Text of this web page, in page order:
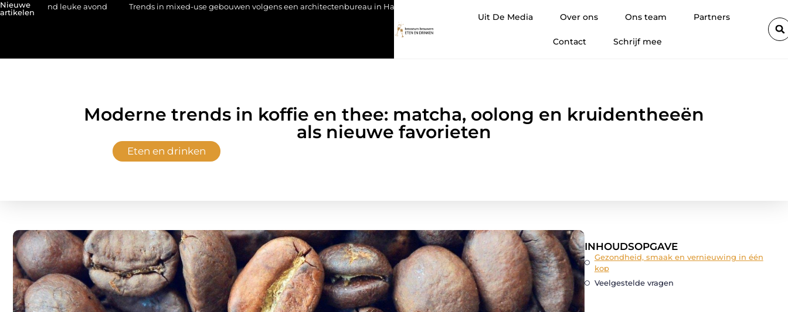
Nieuwe
artikelen
Trends in mixed-use gebouwen volgens een architectenbureau in Hasselt Orthodontie voor volwassenen: meer dan een mooie glimlach
Uit De Media Over ons Ons team Partners
Contact Schrijf mee
Moderne trends in koffie en thee: matcha, oolong en kruidentheeën
als nieuwe favorieten
Eten en drinken
INHOUDSOPGAVE
Gezondheid, smaak en vernieuwing in één
kop
Veelgestelde vragen